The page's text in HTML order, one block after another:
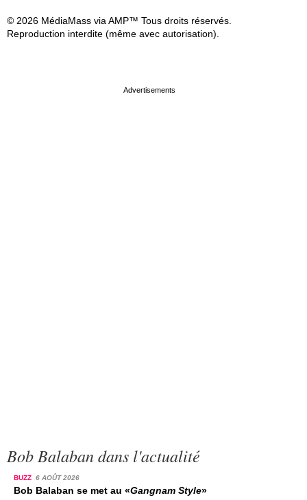
© 2026 MédiaMass via AMP™ Tous droits réservés.
Reproduction interdite (même avec autorisation).
Bob Balaban dans l'actualité
BUZZ 6 AOÛT 2026
Bob Balaban se met au «Gangnam Style»